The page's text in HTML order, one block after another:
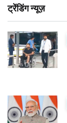
ट्रेंडिंग न्यूज़